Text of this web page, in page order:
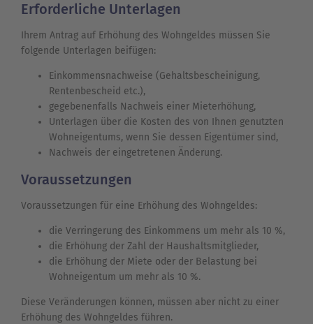
Erforderliche Unterlagen
Ihrem Antrag auf Erhöhung des Wohngeldes müssen Sie
folgende Unterlagen beifügen:
Einkommensnachweise (Gehaltsbescheinigung,
Rentenbescheid etc.),
gegebenenfalls Nachweis einer Mieterhöhung,
Unterlagen über die Kosten des von Ihnen genutzten
Wohneigentums, wenn Sie dessen Eigentümer sind,
Nachweis der eingetretenen Änderung.
Voraussetzungen
Voraussetzungen für eine Erhöhung des Wohngeldes:
die Verringerung des Einkommens um mehr als 10 %,
die Erhöhung der Zahl der Haushaltsmitglieder,
die Erhöhung der Miete oder der Belastung bei
Wohneigentum um mehr als 10 %.
Diese Veränderungen können, müssen aber nicht zu einer
Erhöhung des Wohngeldes führen.